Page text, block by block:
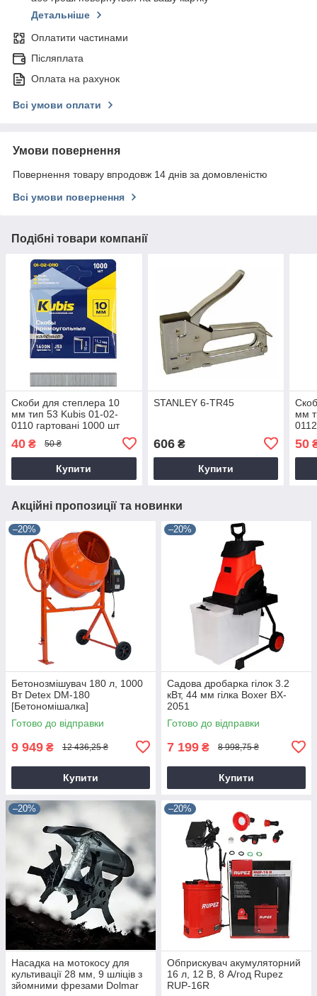
Детальніше
Оплатити частинами
Післяплата
Оплата на рахунок
Всі умови оплати
Умови повернення
Повернення товару впродовж 14 днів за домовленістю
Всі умови повернення
Подібні товари компанії
Скоби для степлера 10
мм тип 53 Kubis 01-02-
0110 гартовані 1000 шт
40 ₴ 50 ₴
Купити
STANLEY 6-TR45
606₴
Купити
мм
50
Акційні пропозиції та новинки
–20%
Бетонозмішувач 180 л, 1000
Вт Detex DM-180
[Бетономішалка]
Готово до відправки
9 949 ₴ 12 436,25 ₴
Купити
–20%
Садова дробарка гілок 3.2
кВт, 44 мм гілка Boxer BX-
2051
Готово до відправки
7 199 ₴ 8 998,75 ₴
Купити
–20%
Насадка на мотокосу для
культивації 28 мм, 9 шліців з
зйомними фрезами Dolmar
–20%
Обприскувач акумуляторний
16 л, 12 В, 8 А/год Rupez
RUP-16R